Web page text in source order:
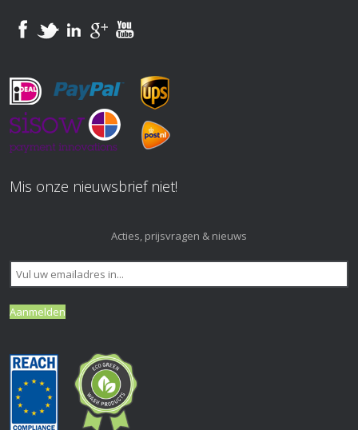
Mis onze nieuwsbrief niet!
Acties, prijsvragen & nieuws